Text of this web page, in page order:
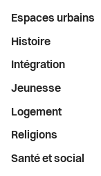
Espaces urbains
Histoire
Intégration
Jeunesse
Logement
Religions
Santé et social